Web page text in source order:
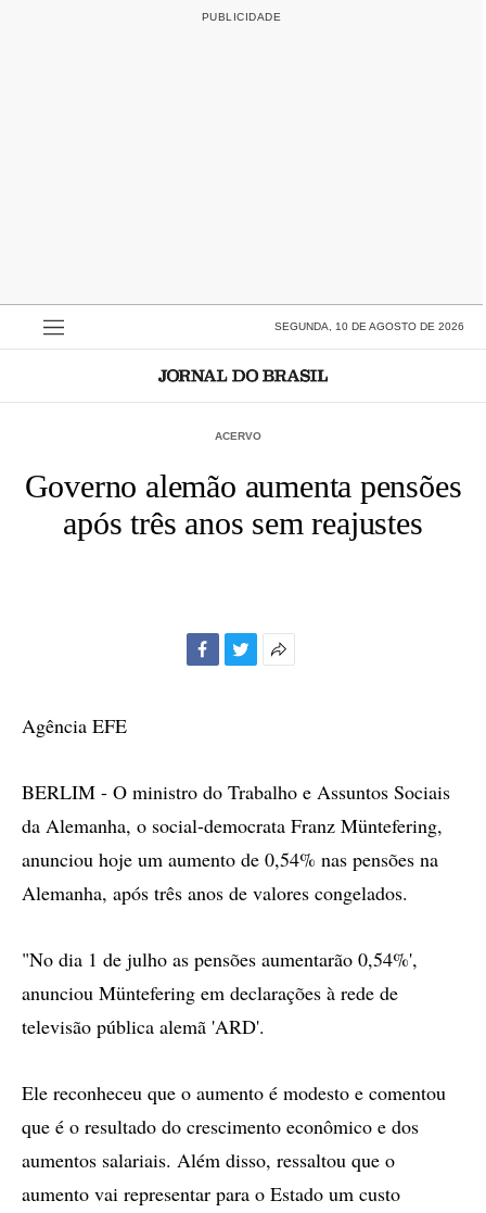
SEGUNDA, 10 DE AGOSTO DE 2026
ACERVO
Governo alemão aumenta pensões
após três anos sem reajustes
Agência EFE
BERLIM - O ministro do Trabalho e Assuntos Sociais
da Alemanha, o social-democrata Franz Müntefering,
anunciou hoje um aumento de 0,54% nas pensões na
Alemanha, após três anos de valores congelados.
"No dia 1 de julho as pensões aumentarão 0,54%',
anunciou Müntefering em declarações à rede de
televisão pública alemã 'ARD'.
Ele reconheceu que o aumento é modesto e comentou
que é o resultado do crescimento econômico e dos
aumentos salariais. Além disso, ressaltou que o
aumento vai representar para o Estado um custo